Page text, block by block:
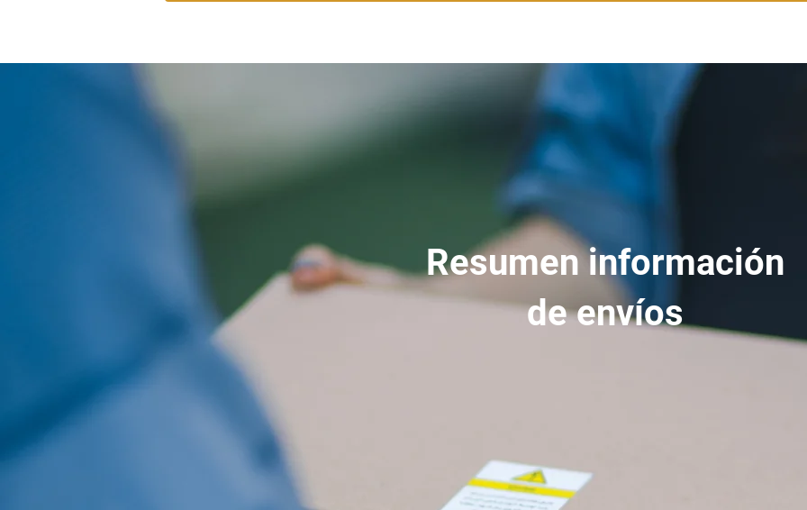
Resumen información
de envíos